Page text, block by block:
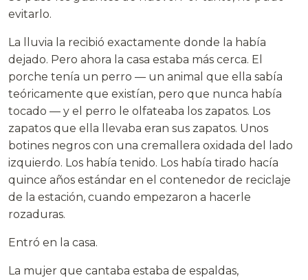
evitarlo.
La lluvia la recibió exactamente donde la había
dejado. Pero ahora la casa estaba más cerca. El
porche tenía un perro — un animal que ella sabía
teóricamente que existían, pero que nunca había
tocado — y el perro le olfateaba los zapatos. Los
zapatos que ella llevaba eran sus zapatos. Unos
botines negros con una cremallera oxidada del lado
izquierdo. Los había tenido. Los había tirado hacía
quince años estándar en el contenedor de reciclaje
de la estación, cuando empezaron a hacerle
rozaduras.
Entró en la casa.
La mujer que cantaba estaba de espaldas,